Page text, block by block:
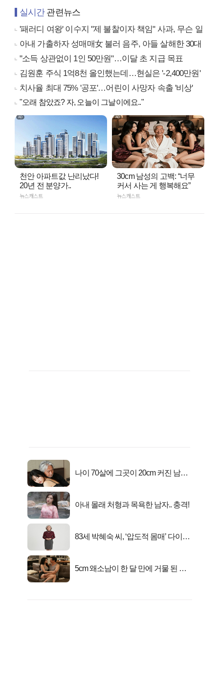
실시간관련뉴스
'패러디 여왕' 이수지 "제 불찰이자 책임" 사과, 무슨 일
아내 가출하자 성매매女 불러 음주, 아들 살해한 30대
"소득 상관없이 1인 50만원"…이달 초 지급 목표
김원훈 주식 1억8천 올인했는데…현실은 '-2,400만원'
치사율 최대 75% '공포'…어린이 사망자 속출 '비상'
"오래 참았죠? 자, 오늘이 그날이에요.."
천안 아파트값 난리났다!
20년 전 분양가..
뉴스캐스트
30cm 남성의 고백: “너무
커서 사는 게 행복해요”
뉴스캐스트
나이 70살에 그곳이 20cm 커진 남자..
아내 몰래 처형과 목욕한 남자.. 충격!
83세 박혜숙 씨, ‘압도적 몸매’ 다이어
5cm 왜소남이 한 달 만에 거물 된 사